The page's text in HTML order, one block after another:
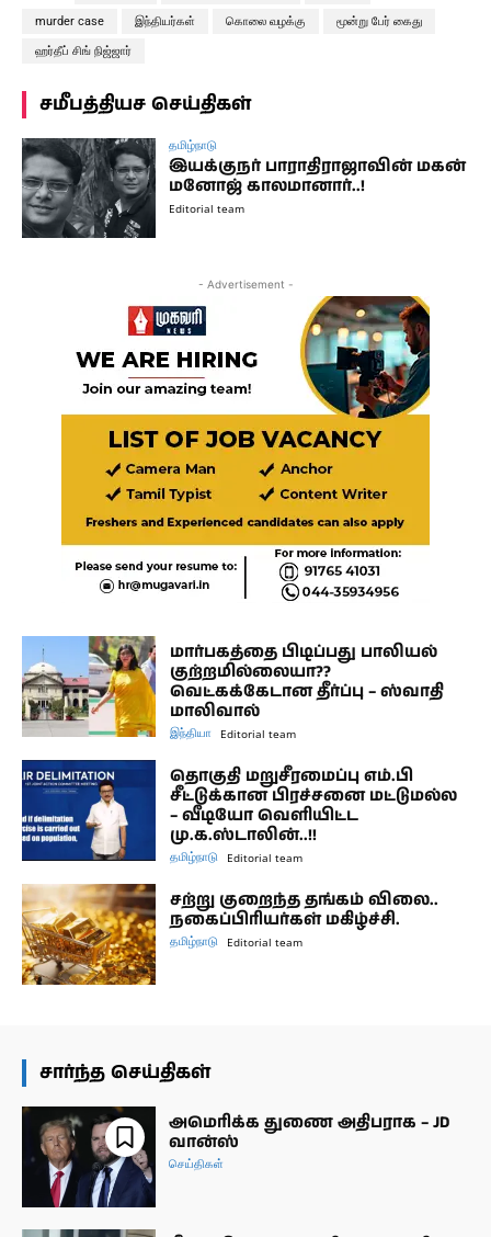
murder case இந்தியர்கள் கொலை வழக்கு மூன்று பேர் கைது
ஹர்தீப் சிங் நிஜ்ஜார்
சமீபத்தியச செய்திகள்
தமிழ்நாடு
இயக்குநர் பாராதிராஜாவின் மகன்
மனோஜ் காலமானார்..!
Editorial team
- Advertisement -
மார்பகத்தை பிடிப்பது பாலியல்
குற்றமில்லையா??
வெட்கக்கேடான தீர்ப்பு – ஸ்வாதி
மாலிவால்
இந்தியா Editorial team
தொகுதி மறுசீரமைப்பு எம்.பி
சீட்டுக்கான பிரச்சனை மட்டுமல்ல
– வீடியோ வெளியிட்ட
மு.க.ஸ்டாலின்..!!
தமிழ்நாடு Editorial team
சற்று குறைந்த தங்கம் விலை..
நகைப்பிரியர்கள் மகிழ்ச்சி.
தமிழ்நாடு Editorial team
சார்ந்த செய்திகள்
அமெரிக்க துணை அதிபராக – JD
வான்ஸ்
செய்திகள்